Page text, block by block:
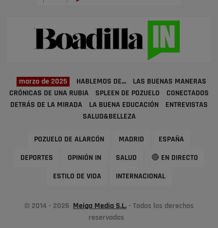
marzo de 2025 HABLEMOS DE...
LAS BUENAS MANERAS
CRÓNICAS DE UNA RUBIA
SPLEEN DE POZUELO
CONECTADOS
DETRÁS DE LA MIRADA
LA BUENA EDUCACIÓN
ENTREVISTAS
SALUD&BELLEZA
POZUELO DE ALARCÓN MADRID ESPAÑA
DEPORTES OPINIÓN IN SALUD 🔴 EN DIRECTO
ESTILO DE VIDA INTERNACIONAL
© 2014 - 2026 Meiga Media S.L. - Todos los derechos
reservados